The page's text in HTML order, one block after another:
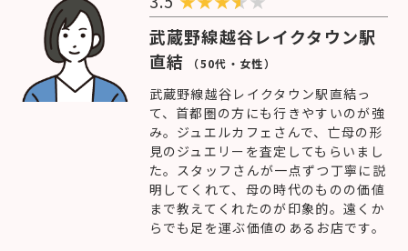
武蔵野線越谷レイクタウン駅
直結 （50代・女性）
武蔵野線越谷レイクタウン駅直結っ
て、首都圏の方にも行きやすいのが強
み。ジュエルカフェさんで、亡母の形
見のジュエリーを査定してもらいまし
た。スタッフさんが一点ずつ丁寧に説
明してくれて、母の時代のものの価値
まで教えてくれたのが印象的。遠くか
らでも足を運ぶ価値のあるお店です。